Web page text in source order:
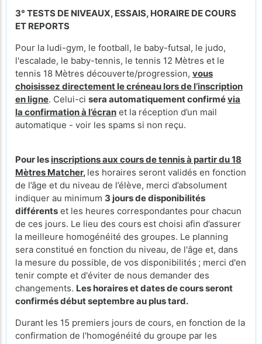
3° TESTS DE NIVEAUX, ESSAIS, HORAIRE DE COURS
ET REPORTS
Pour la ludi-gym, le football, le baby-futsal, le judo,
l'escalade, le baby-tennis, le tennis 12 Mètres et le
tennis 18 Mètres découverte/progression, vous
choisissez directement le créneau lors de l’inscription
en ligne. Celui-ci sera automatiquement confirmévia
la confirmation à l’écran et la réception d’un mail
automatique - voir les spams si non reçu.
Pour les inscriptions aux cours de tennis à partir du 18
Mètres Matcher, les horaires seront validés en fonction
de l’âge et du niveau de l’élève, merci d’absolument
indiquer au minimum 3 jours de disponibilités
différents et les heures correspondantes pour chacun
de ces jours. Le lieu des cours est choisi afin d’assurer
la meilleure homogénéité des groupes. Le planning
sera constitué en fonction du niveau, de l'âge et, dans
la mesure du possible, de vos disponibilités ; merci d'en
tenir compte et d'éviter de nous demander des
changements. Les horaires et dates de cours seront
confirmés début septembre au plus tard.
Durant les 15 premiers jours de cours, en fonction de la
confirmation de l'homogénéité du groupe par les